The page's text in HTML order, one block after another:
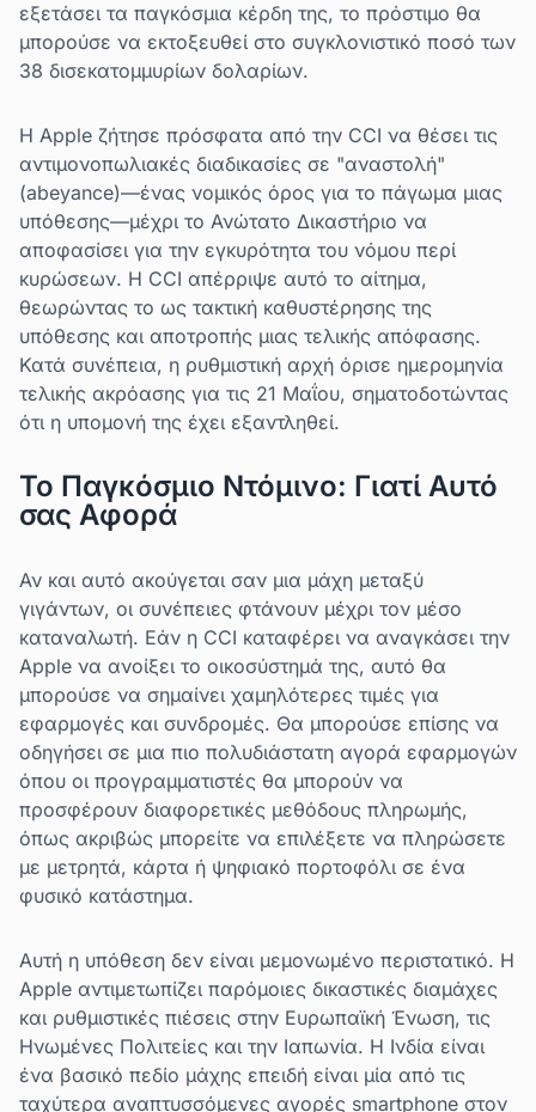
εξετάσει τα παγκόσμια κέρδη της, το πρόστιμο θα
μπορούσε να εκτοξευθεί στο συγκλονιστικό ποσό των
38 δισεκατομμυρίων δολαρίων.
Η Apple ζήτησε πρόσφατα από την CCI να θέσει τις
αντιμονοπωλιακές διαδικασίες σε "αναστολή"
(abeyance)—ένας νομικός όρος για το πάγωμα μιας
υπόθεσης—μέχρι το Ανώτατο Δικαστήριο να
αποφασίσει για την εγκυρότητα του νόμου περί
κυρώσεων. Η CCI απέρριψε αυτό το αίτημα,
θεωρώντας το ως τακτική καθυστέρησης της
υπόθεσης και αποτροπής μιας τελικής απόφασης.
Κατά συνέπεια, η ρυθμιστική αρχή όρισε ημερομηνία
τελικής ακρόασης για τις 21 Μαΐου, σηματοδοτώντας
ότι η υπομονή της έχει εξαντληθεί.
Το Παγκόσμιο Ντόμινο: Γιατί Αυτό
σας Αφορά
Αν και αυτό ακούγεται σαν μια μάχη μεταξύ
γιγάντων, οι συνέπειες φτάνουν μέχρι τον μέσο
καταναλωτή. Εάν η CCI καταφέρει να αναγκάσει την
Apple να ανοίξει το οικοσύστημά της, αυτό θα
μπορούσε να σημαίνει χαμηλότερες τιμές για
εφαρμογές και συνδρομές. Θα μπορούσε επίσης να
οδηγήσει σε μια πιο πολυδιάστατη αγορά εφαρμογών
όπου οι προγραμματιστές θα μπορούν να
προσφέρουν διαφορετικές μεθόδους πληρωμής,
όπως ακριβώς μπορείτε να επιλέξετε να πληρώσετε
με μετρητά, κάρτα ή ψηφιακό πορτοφόλι σε ένα
φυσικό κατάστημα.
Αυτή η υπόθεση δεν είναι μεμονωμένο περιστατικό. Η
Apple αντιμετωπίζει παρόμοιες δικαστικές διαμάχες
και ρυθμιστικές πιέσεις στην Ευρωπαϊκή Ένωση, τις
Ηνωμένες Πολιτείες και την Ιαπωνία. Η Ινδία είναι
ένα βασικό πεδίο μάχης επειδή είναι μία από τις
ταχύτερα αναπτυσσόμενες αγορές smartphone στον